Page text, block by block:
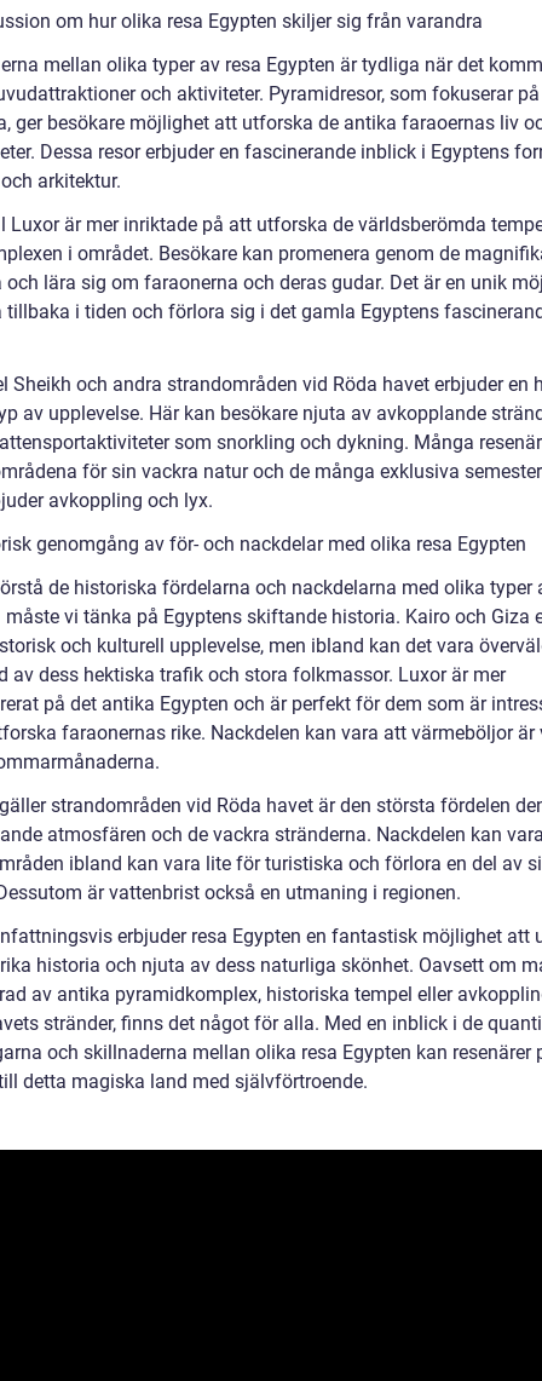
om hur olika resa Egypten skiljer sig från varandra
mellan olika typer av resa Egypten är tydliga när det
och aktiviteter. Pyramidresor, som fokuserar
ger besökare möjlighet att utforska de antika faraoernas liv
Dessa resor erbjuder en fascinerande inblick i Egyptens
arkitektur.
Luxor är mer inriktade på att utforska de världsberömda
i området. Besökare kan promenera genom de
och lära sig om faraonerna och deras gudar. Det är en unik
tillbaka i tiden och förlora sig i det gamla Egyptens
Sheikh och andra strandområden vid Röda havet erbjuder en
av upplevelse. Här kan besökare njuta av avkopplande
som snorkling och dykning. Många
för sin vackra natur och de många exklusiva
avkoppling och lyx.
genomgång av för- och nackdelar med olika resa Egypten
de historiska fördelarna och nackdelarna med olika typer
måste vi tänka på Egyptens skiftande historia. Kairo och Giza
och kulturell upplevelse, men ibland kan det vara
av dess hektiska trafik och stora folkmassor. Luxor är mer
på det antika Egypten och är perfekt för dem som är
faraonernas rike. Nackdelen kan vara att värmeböljor är
strandområden vid Röda havet är den största fördelen
atmosfären och de vackra stränderna. Nackdelen kan
ibland kan vara lite för turistiska och förlora en del av
är vattenbrist också en utmaning i regionen.
erbjuder resa Egypten en fantastisk möjlighet att
historia och njuta av dess naturliga skönhet. Oavsett om
av antika pyramidkomplex, historiska tempel eller
stränder, finns det något för alla. Med en inblick i de
och skillnaderna mellan olika resa Egypten kan resenärer
detta magiska land med självförtroende.